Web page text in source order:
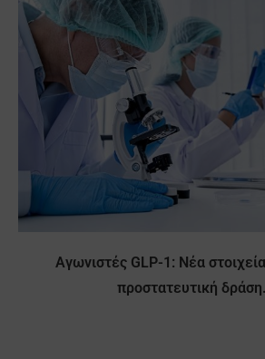
Αγωνιστές GLP-1: Νέα
προστατευτική